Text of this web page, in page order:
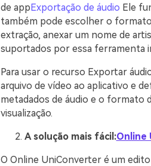
de appExportação de áudio Ele
também pode escolher o
extração, anexar um nome de
suportados por essa ferramenta
Para usar o recurso Exportar
arquivo de vídeo ao aplicativo e
metadados de áudio e o formato
visualização.
A solução mais fácil:Online
O Online UniConverter é um